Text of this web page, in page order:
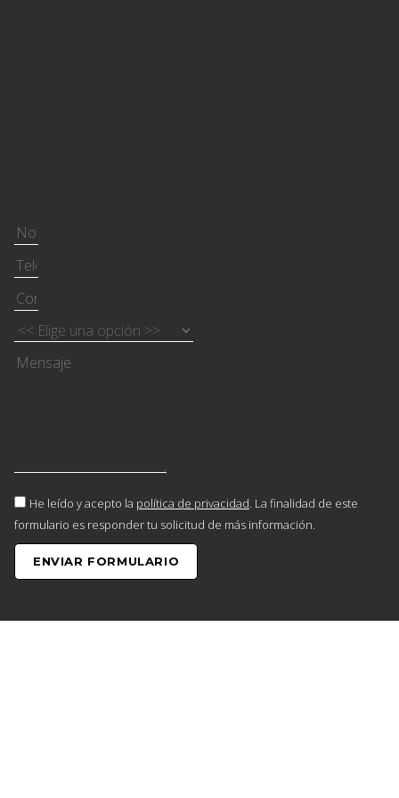
He leído y acepto la política de privacidad. La finalidad de este
formulario es responder tu solicitud de más información.
ENVIAR FORMULARIO